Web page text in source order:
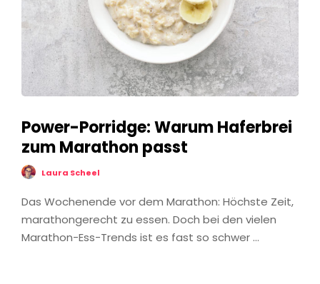
Power-Porridge: Warum Haferbrei
zum Marathon passt
Laura Scheel
Das Wochenende vor dem Marathon: Höchste Zeit,
marathongerecht zu essen. Doch bei den vielen
Marathon-Ess-Trends ist es fast so schwer …